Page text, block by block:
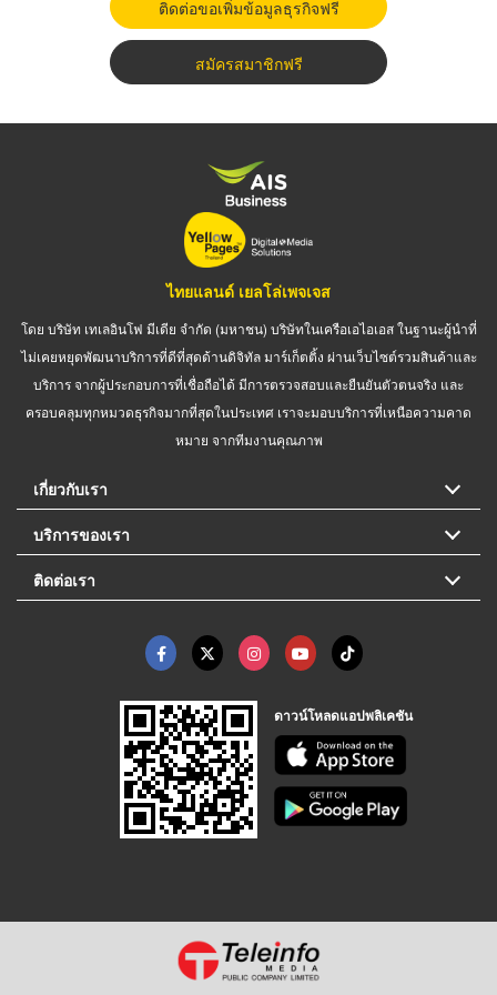
ติดต่อขอเพิ่มข้อมูลธุรกิจฟรี
สมัครสมาชิกฟรี
ไทยแลนด์ เยลโล่เพจเจส
โดย บริษัท เทเลอินโฟ มีเดีย จำกัด (มหาชน) บริษัทในเครือเอไอเอส ในฐานะผู้นำที่
ไม่เคยหยุดพัฒนาบริการที่ดีที่สุดด้านดิจิทัล มาร์เก็ตติ้ง ผ่านเว็บไซต์รวมสินค้าและ
บริการ จากผู้ประกอบการที่เชื่อถือได้ มีการตรวจสอบและยืนยันตัวตนจริง และ
ครอบคลุมทุกหมวดธุรกิจมากที่สุดในประเทศ เราจะมอบบริการที่เหนือความคาด
หมาย จากทีมงานคุณภาพ
เกี่ยวกับเรา
บริการของเรา
ติดต่อเรา
ดาวน์โหลดแอปพลิเคชัน